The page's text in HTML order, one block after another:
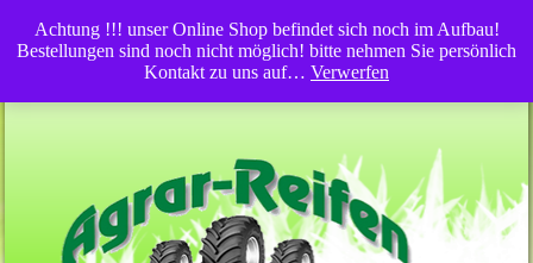
Achtung !!! unser Online Shop befindet sich noch im Aufbau!
Bestellungen sind noch nicht möglich! bitte nehmen Sie persönlich
Kontakt zu uns auf… Verwerfen